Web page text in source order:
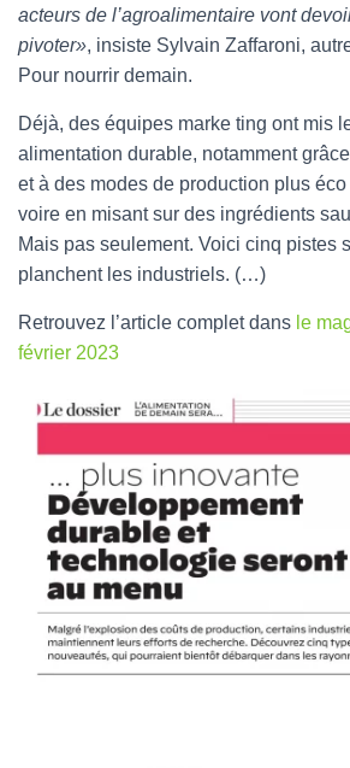
acteurs de l’agroalimentaire vont
pivoter», insiste Sylvain Zaffaroni,
Pour nourrir demain.
Déjà, des équipes marke ting ont mis
alimentation durable, notamment
et à des modes de production plus
voire en misant sur des ingrédients
Mais pas seulement. Voici cinq pistes
planchent les industriels. (…)
Retrouvez l’article complet dans le
février 2023